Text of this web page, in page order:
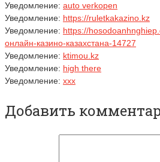
Уведомление: auto verkopen
Уведомление: https://ruletkakazino.kz
Уведомление: https://
онлайн-казино-казахстана-14727
Уведомление: ktimou.kz
Уведомление: high there
Уведомление: xxx
Добавить